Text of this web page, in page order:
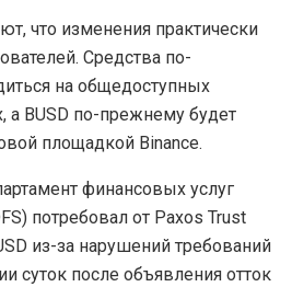
что изменения практически
Средства по-
на общедоступных
а BUSD по-прежнему будет
площадкой Binance.
финансовых услуг
потребовал от Paxos Trust
из-за нарушений требований
суток после объявления отток